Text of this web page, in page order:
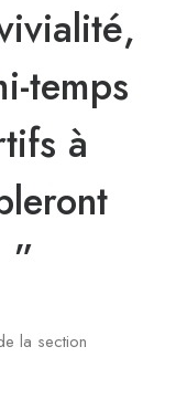
temps
à
”
la section